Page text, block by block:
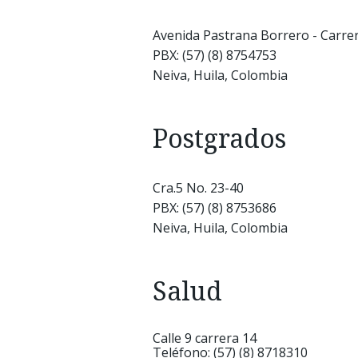
Avenida Pastrana Borrero -
PBX: (57) (8) 8754753
Neiva, Huila, Colombia
Postgrados
Cra.5 No. 23-40
PBX: (57) (8) 8753686
Neiva, Huila, Colombia
Salud
Calle 9 carrera 14
Teléfono: (57) (8) 8718310